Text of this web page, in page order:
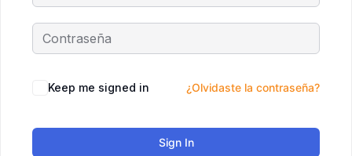
Keep me signed in ¿Olvidaste la contraseña?
Sign In